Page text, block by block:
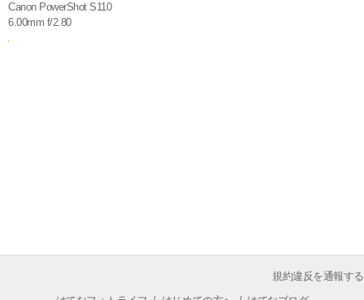
Canon PowerShot S110
6.00mm f/2.80
規約違反を通報する